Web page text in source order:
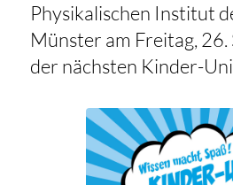
Physikalischen Institut
Münster am Freitag, 26.
der nächsten Kinder-